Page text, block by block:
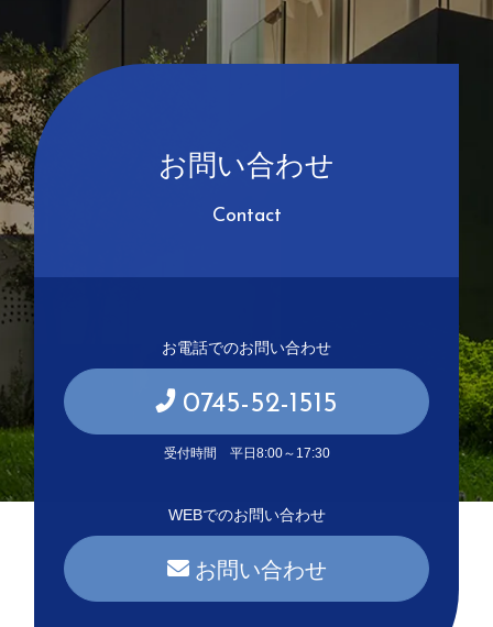
お問い合わせ
Contact
お電話でのお問い合わせ
0745-52-1515
受付時間 平日8:00～17:30
WEBでのお問い合わせ
お問い合わせ